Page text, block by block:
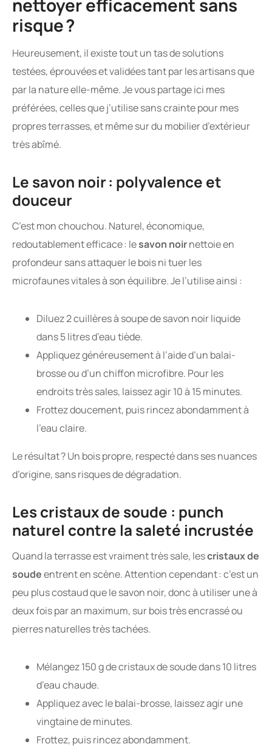
nettoyer efficacement sans
risque ?
Heureusement, il existe tout un tas de solutions
testées, éprouvées et validées tant par les artisans que
par la nature elle-même. Je vous partage ici mes
préférées, celles que j’utilise sans crainte pour mes
propres terrasses, et même sur du mobilier d’extérieur
très abîmé.
Le savon noir : polyvalence et
douceur
C’est mon chouchou. Naturel, économique,
redoutablement efficace : lesavon noirnettoie en
profondeur sans attaquer le bois ni tuer les
microfaunes vitales à son équilibre. Je l’utilise ainsi :
Diluez 2 cuillères à soupe de savon noir liquide
dans 5 litres d’eau tiède.
Appliquez généreusement à l’aide d’un balai-
brosse ou d’un chiffon microfibre. Pour les
endroits très sales, laissez agir 10 à 15 minutes.
Frottez doucement, puis rincez abondamment à
l’eau claire.
Le résultat ? Un bois propre, respecté dans ses nuances
d’origine, sans risques de dégradation.
Les cristaux de soude : punch
naturel contre la saleté incrustée
Quand la terrasse est vraiment très sale, lescristaux de
soudeentrent en scène. Attention cependant : c’est un
peu plus costaud que le savon noir, donc à utiliser une à
deux fois par an maximum, sur bois très encrassé ou
pierres naturelles très tachées.
Mélangez 150 g de cristaux de soude dans 10 litres
d’eau chaude.
Appliquez avec le balai-brosse, laissez agir une
vingtaine de minutes.
Frottez, puis rincez abondamment.